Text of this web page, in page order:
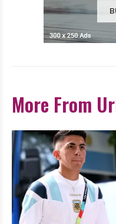
More From